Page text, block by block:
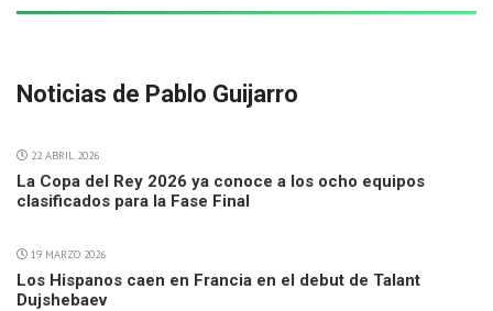
Noticias de Pablo Guijarro
22 ABRIL 2026
La Copa del Rey 2026 ya conoce a los ocho equipos
clasificados para la Fase Final
19 MARZO 2026
Los Hispanos caen en Francia en el debut de Talant
Dujshebaev